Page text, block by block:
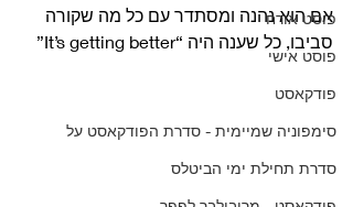
פוסט אורח
פוסט אישי
פודקאסט
סימפוניה שמיימית - סדרת הפודקאסט על
סדרת תחילת ימי הביטלס
אם הוא נהנה ומסתדר עם כל מה שקורה
סביבו, כל שענה היה “It’s getting better”